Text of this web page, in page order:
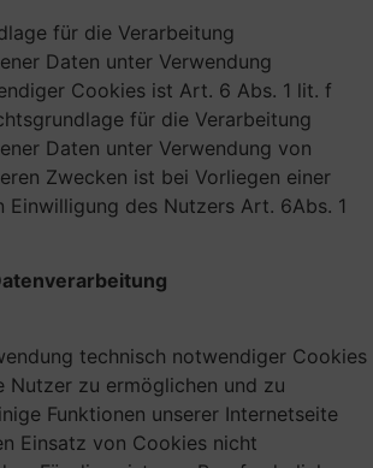
für die Verarbeitung
Daten unter Verwendung
Cookies ist Art. 6 Abs. 1 lit. f
für die Verarbeitung
Daten unter Verwendung von
Zwecken ist bei Vorliegen einer
Einwilligung des Nutzers Art. 6Abs. 1
technisch notwendiger
Nutzer zu ermöglichen und zu
Funktionen unserer Internetseite
Einsatz von Cookies nicht